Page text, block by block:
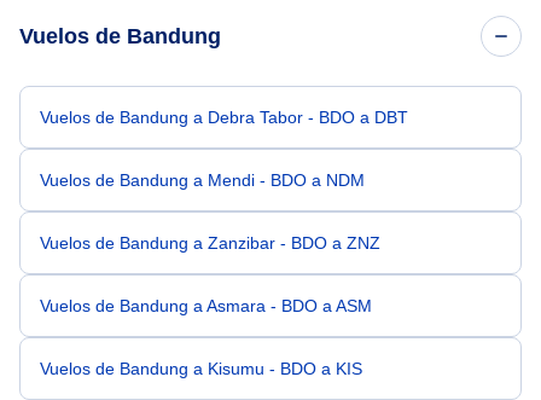
Vuelos de Bandung
Vuelos de Bandung a Debra Tabor - BDO a DBT
Vuelos de Bandung a Mendi - BDO a NDM
Vuelos de Bandung a Zanzibar - BDO a ZNZ
Vuelos de Bandung a Asmara - BDO a ASM
Vuelos de Bandung a Kisumu - BDO a KIS